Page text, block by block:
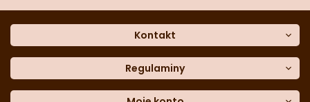
Kontakt
Dane kontaktowe
Często zadawane pytania
Sklep stacjonarny
Regulaminy